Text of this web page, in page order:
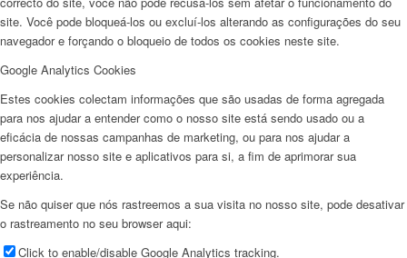
site. Você pode bloqueá-los ou excluí-los alterando as configurações do seu
navegador e forçando o bloqueio de todos os cookies neste site.
Google Analytics Cookies
Estes cookies colectam informações que são usadas de forma agregada
para nos ajudar a entender como o nosso site está sendo usado ou a
eficácia de nossas campanhas de marketing, ou para nos ajudar a
personalizar nosso site e aplicativos para si, a fim de aprimorar sua
experiência.
Se não quiser que nós rastreemos a sua visita no nosso site, pode desativar
o rastreamento no seu browser aqui:
Click to enable/disable Google Analytics tracking.